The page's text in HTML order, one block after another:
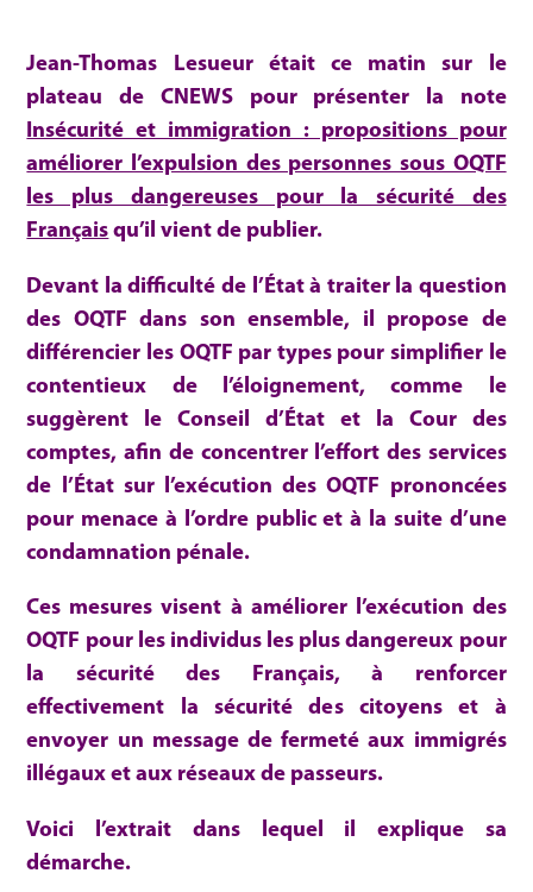
Jean-Thomas Lesueur était ce matin sur le
plateau de CNEWS pour présenter la note
Insécurité et immigration : propositions pour
améliorer l’expulsion des personnes sous OQTF
les plus dangereuses pour la sécurité des
Français qu’il vient de publier.
Devant la difficulté de l’État à traiter la question
des OQTF dans son ensemble, il propose de
différencier les OQTF par types pour simplifier le
contentieux de l’éloignement, comme le
suggèrent le Conseil d’État et la Cour des
comptes, afin de concentrer l’effort des services
de l’État sur l’exécution des OQTF prononcées
pour menace à l’ordre public et à la suite d’une
condamnation pénale.
Ces mesures visent à améliorer l’exécution des
OQTF pour les individus les plus dangereux pour
la sécurité des Français, à renforcer
effectivement la sécurité des citoyens et à
envoyer un message de fermeté aux immigrés
illégaux et aux réseaux de passeurs.
Voici l’extrait dans lequel il explique sa
démarche.